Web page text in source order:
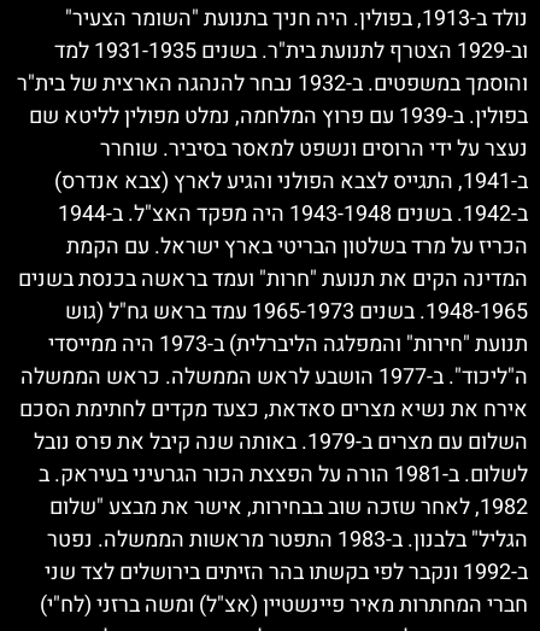
נולד ב-1913, בפולין. היה חניך בתנועת "השומר הצעיר"
וב-1929 הצטרף לתנועת בית"ר. בשנים 1931-1935 למד
והוסמך במשפטים. ב-1932 נבחר להנהגה הארצית של בית"ר
בפולין. ב-1939 עם פרוץ המלחמה, נמלט מפולין לליטא שם
נעצר על ידי הרוסים ונשפט למאסר בסיביר. שוחרר
ב-1941, התגייס לצבא הפולני והגיע לארץ (צבא אנדרס)
ב-1942. בשנים 1943-1948 היה מפקד האצ"ל. ב-1944
הכריז על מרד בשלטון הבריטי בארץ ישראל. עם הקמת
המדינה הקים את תנועת "חרות" ועמד בראשה בכנסת בשנים
1948-1965. בשנים 1965-1973 עמד בראש גח"ל (גוש
תנועת "חירות" והמפלגה הליברלית) ב-1973 היה ממייסדי
ה"ליכוד". ב-1977 הושבע לראש הממשלה. כראש הממשלה
אירח את נשיא מצרים סאדאת, כצעד מקדים לחתימת הסכם
השלום עם מצרים ב-1979. באותה שנה קיבל את פרס נובל
לשלום. ב-1981 הורה על הפצצת הכור הגרעיני בעיראק. ב
1982, לאחר שזכה שוב בבחירות, אישר את מבצע "שלום
הגליל" בלבנון. ב-1983 התפטר מראשות הממשלה. נפטר
ב-1992 ונקבר לפי בקשתו בהר הזיתים בירושלים לצד שני
חברי המחתרות מאיר פיינשטיין (אצ"ל) ומשה ברזני (לח"י)